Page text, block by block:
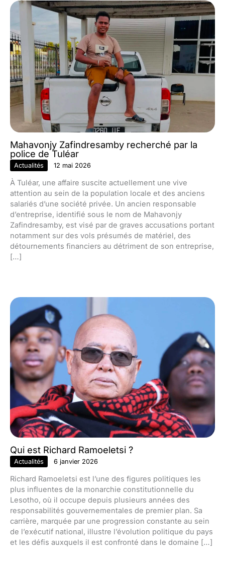
Mahavonjy Zafindresamby recherché par la
police de Tuléar
Actualités 12 mai 2026
À Tuléar, une affaire suscite actuellement une vive
attention au sein de la population locale et des anciens
salariés d’une société privée. Un ancien responsable
d’entreprise, identifié sous le nom de Mahavonjy
Zafindresamby, est visé par de graves accusations portant
notamment sur des vols présumés de matériel, des
détournements financiers au détriment de son entreprise,
[…]
Qui est Richard Ramoeletsi ?
Actualités 6 janvier 2026
Richard Ramoeletsi est l’une des figures politiques les
plus influentes de la monarchie constitutionnelle du
Lesotho, où il occupe depuis plusieurs années des
responsabilités gouvernementales de premier plan. Sa
carrière, marquée par une progression constante au sein
de l’exécutif national, illustre l’évolution politique du pays
et les défis auxquels il est confronté dans le domaine […]